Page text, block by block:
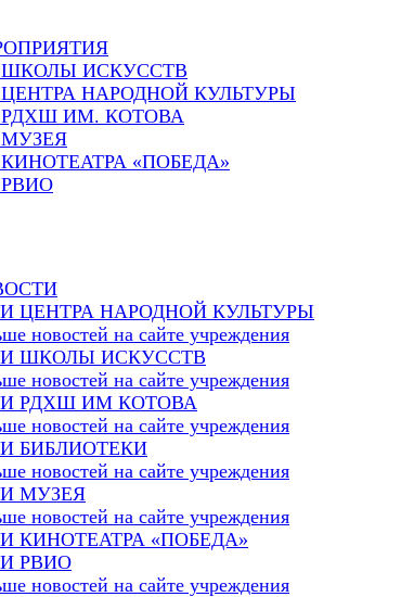
ИСКУССТВ
НАРОДНОЙ КУЛЬТУРЫ
ИМ. КОТОВА
«ПОБЕДА»
ЦЕНТРА НАРОДНОЙ КУЛЬТУРЫ
новостей на сайте учреждения
ШКОЛЫ ИСКУССТВ
новостей на сайте учреждения
РДХШ ИМ КОТОВА
новостей на сайте учреждения
БИБЛИОТЕКИ
новостей на сайте учреждения
МУЗЕЯ
новостей на сайте учреждения
КИНОТЕАТРА «ПОБЕДА»
РВИО
новостей на сайте учреждения